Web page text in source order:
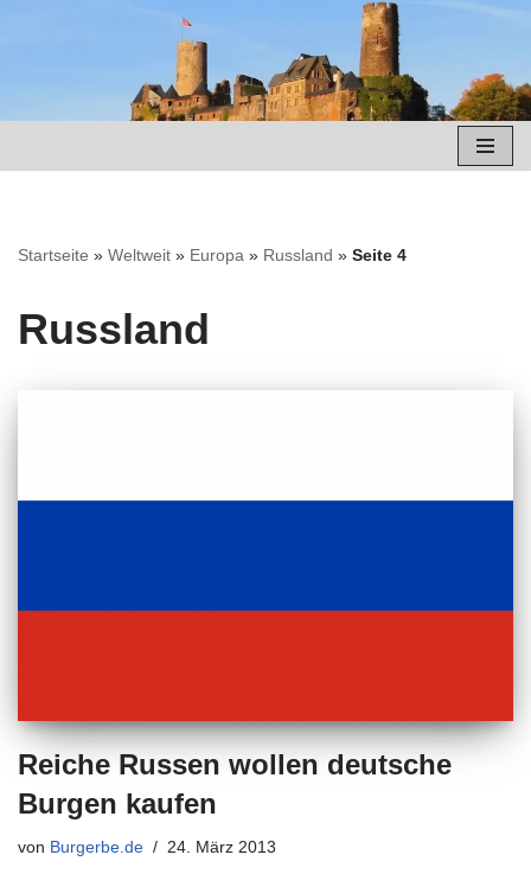
springen
Startseite » Weltweit » Europa » Russland » Seite 4
Russland
Reiche Russen wollen deutsche
Burgen kaufen
von Burgerbe.de 24. März 2013